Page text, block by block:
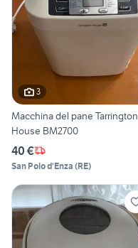
3
Macchina del pane Tarrington
House BM2700
40 €
San Polo d'Enza (RE)